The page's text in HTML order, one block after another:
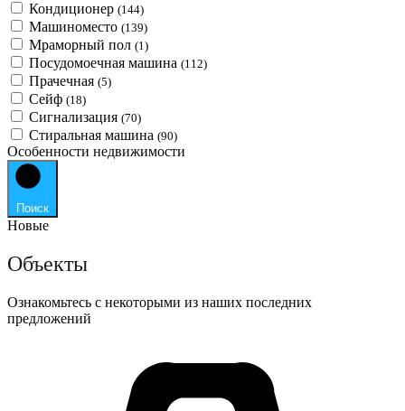
Кондиционер (144)
Машиноместо (139)
Мраморный пол (1)
Посудомоечная машина (112)
Прачечная (5)
Сейф (18)
Сигнализация (70)
Стиральная машина (90)
Особенности недвижимости
Поиск
Новые
Объекты
Ознакомьтесь с некоторыми из наших последних
предложений